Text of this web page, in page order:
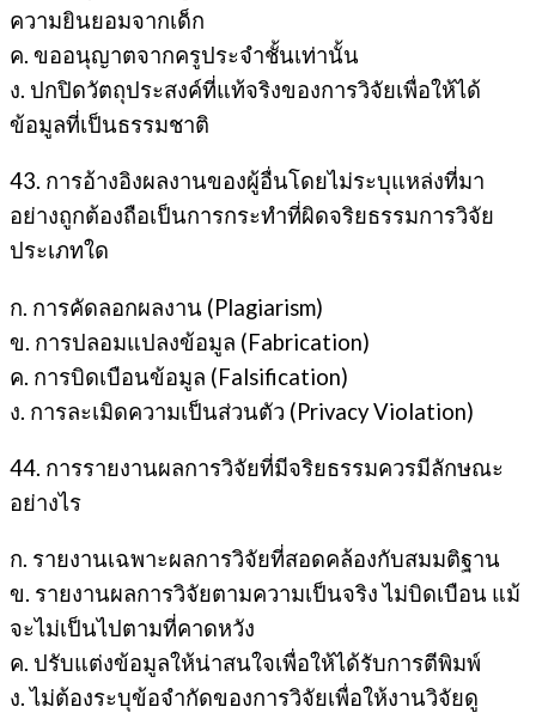
ความยินยอมจากเด็ก
ค. ขออนุญาตจากครูประจำชั้นเท่านั้น
ง. ปกปิดวัตถุประสงค์ที่แท้จริงของการวิจัยเพื่อให้ได้
ข้อมูลที่เป็นธรรมชาติ
43. การอ้างอิงผลงานของผู้อื่นโดยไม่ระบุแหล่งที่มา
อย่างถูกต้องถือเป็นการกระทำที่ผิดจริยธรรมการวิจัย
ประเภทใด
ก. การคัดลอกผลงาน (Plagiarism)
ข. การปลอมแปลงข้อมูล (Fabrication)
ค. การบิดเบือนข้อมูล (Falsification)
ง. การละเมิดความเป็นส่วนตัว (Privacy Violation)
44. การรายงานผลการวิจัยที่มีจริยธรรมควรมีลักษณะ
อย่างไร
ก. รายงานเฉพาะผลการวิจัยที่สอดคล้องกับสมมติฐาน
ข. รายงานผลการวิจัยตามความเป็นจริง ไม่บิดเบือน แม้
จะไม่เป็นไปตามที่คาดหวัง
ค. ปรับแต่งข้อมูลให้น่าสนใจเพื่อให้ได้รับการตีพิมพ์
ง. ไม่ต้องระบุข้อจำกัดของการวิจัยเพื่อให้งานวิจัยดู